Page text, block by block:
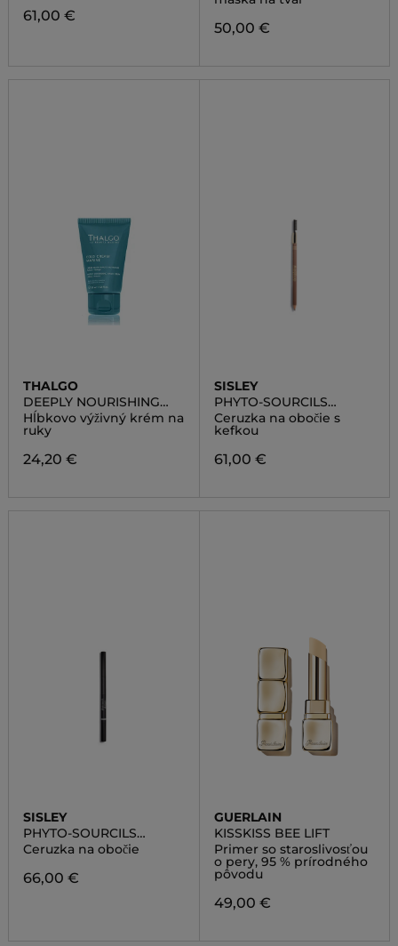
61,00 €
50,00 €
THALGO
DEEPLY NOURISHING
HAND CREAM
Hĺbkovo výživný krém na
ruky
24,20 €
SISLEY
PHYTO-SOURCILS
PERFECT
Ceruzka na obočie s
kefkou
61,00 €
SISLEY
PHYTO-SOURCILS
DESIGN
Ceruzka na obočie
66,00 €
GUERLAIN
KISSKISS BEE LIFT
Primer so staroslivosťou
o pery, 95 % prírodného
pôvodu
49,00 €